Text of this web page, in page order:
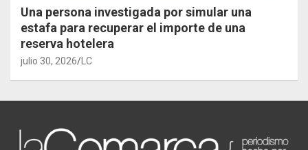
Una persona investigada por simular una
estafa para recuperar el importe de una
reserva hotelera
julio 30, 2026 LC